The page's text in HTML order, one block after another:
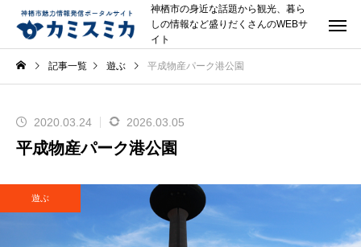
神栖市の身近な話題から観光、暮ら
しの情報など盛りだくさんのWEBサ
イト
記事一覧 遊ぶ 平成物産パーク港公園
2020.03.24 2026.03.05
平成物産パーク港公園
遊ぶ